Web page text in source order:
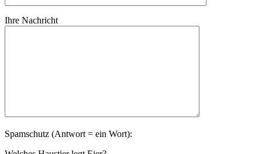
Ihre Nachricht
Spamschutz (Antwort = ein Wort):